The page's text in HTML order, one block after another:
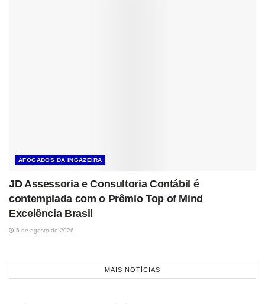
AFOGADOS DA INGAZEIRA
JD Assessoria e Consultoria Contábil é
contemplada com o Prêmio Top of Mind
Excelência Brasil
5 de agosto de 2026
MAIS NOTÍCIAS